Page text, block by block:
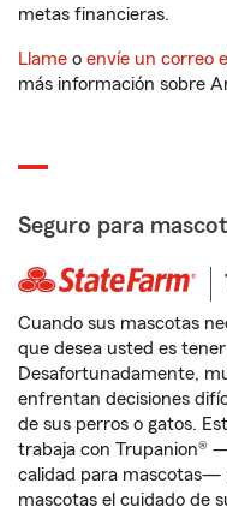
metas financieras.
Llame o envíe un correo
más información sobre
Seguro para
Cuando sus mascotas
que desea usted es
Desafortunadamente,
enfrentan decisiones
de sus perros o gatos.
trabaja con Trupanion®
calidad para mascotas—
mascotas el cuidado de